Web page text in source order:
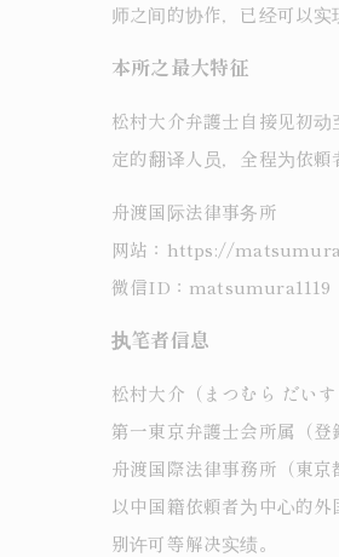
师之间的协作，已经可以
本所之最大特征
松村大介弁護士自接见初
定的翻译人员，全程为依頼
舟渡国际法律事务所
网站：https://
微信ID：matsumura1119
执笔者信息
松村大介（まつむら だい
第一東京弁護士会所属（登
舟渡国際法律事務所（東
以中国籍依頼者为中心的
别许可等解决实绩。